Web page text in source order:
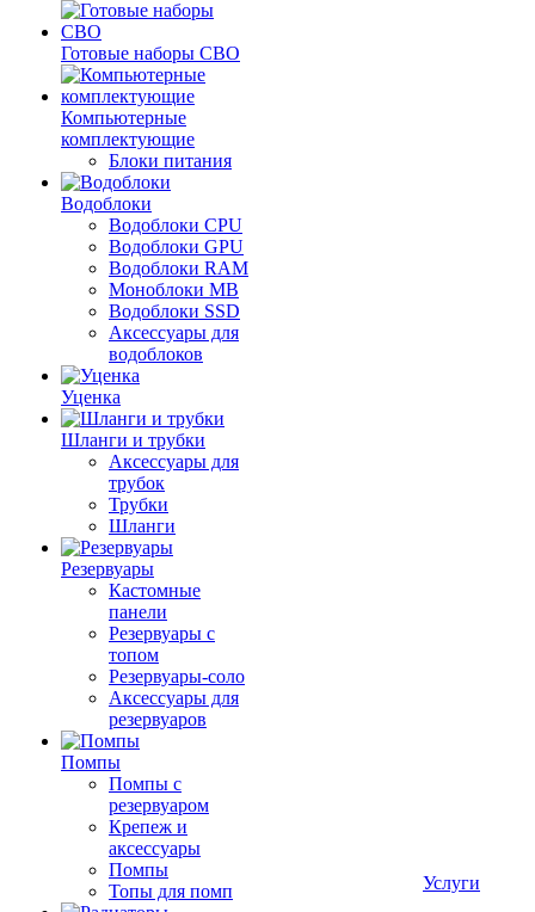
Готовые наборы СВО
Компьютерные
комплектующие
Блоки питания
Водоблоки
Водоблоки CPU
Водоблоки GPU
Водоблоки RAM
Моноблоки MB
Водоблоки SSD
Аксессуары для
водоблоков
Уценка
Шланги и трубки
Аксессуары для
трубок
Трубки
Шланги
Резервуары
Кастомные
панели
Резервуары с
топом
Резервуары-соло
Аксессуары для
резервуаров
Помпы
Помпы с
резервуаром
Крепеж и
аксессуары
Помпы
Топы для помп
Услуги